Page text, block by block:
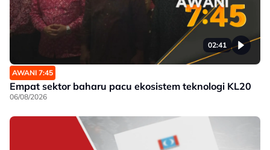
02:41
AWANI 7:45
Empat sektor baharu pacu ekosistem teknologi KL20
06/08/2026